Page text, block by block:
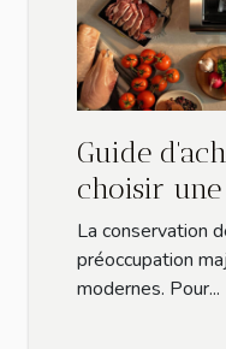
Guide
choisir
sous vide
besoins
La conservation
préoccupation
modernes. Pour...